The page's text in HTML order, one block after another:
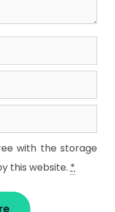
with the storage
this website. *